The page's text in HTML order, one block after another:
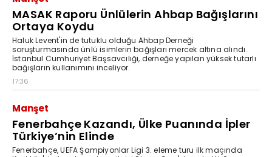
MASAK Raporu Ünlülerin Ahbap Bağışlarını
Ortaya Koydu
Haluk Levent'in de tutuklu olduğu Ahbap Derneği
soruşturmasında ünlü isimlerin bağışları mercek altına alındı.
İstanbul Cumhuriyet Başsavcılığı, derneğe yapılan yüksek tutarlı
bağışların kullanımını inceliyor.
17:36
Manşet
Fenerbahçe Kazandı, Ülke Puanında İpler
Türkiye’nin Elinde
Fenerbahçe, UEFA Şampiyonlar Ligi 3. eleme turu ilk maçında